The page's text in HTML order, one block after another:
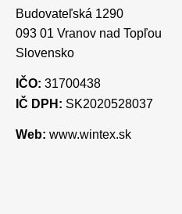
Budovateľská 1290
093 01 Vranov nad Topľou
Slovensko
IČO: 31700438
IČ DPH: SK2020528037
Web: www.wintex.sk